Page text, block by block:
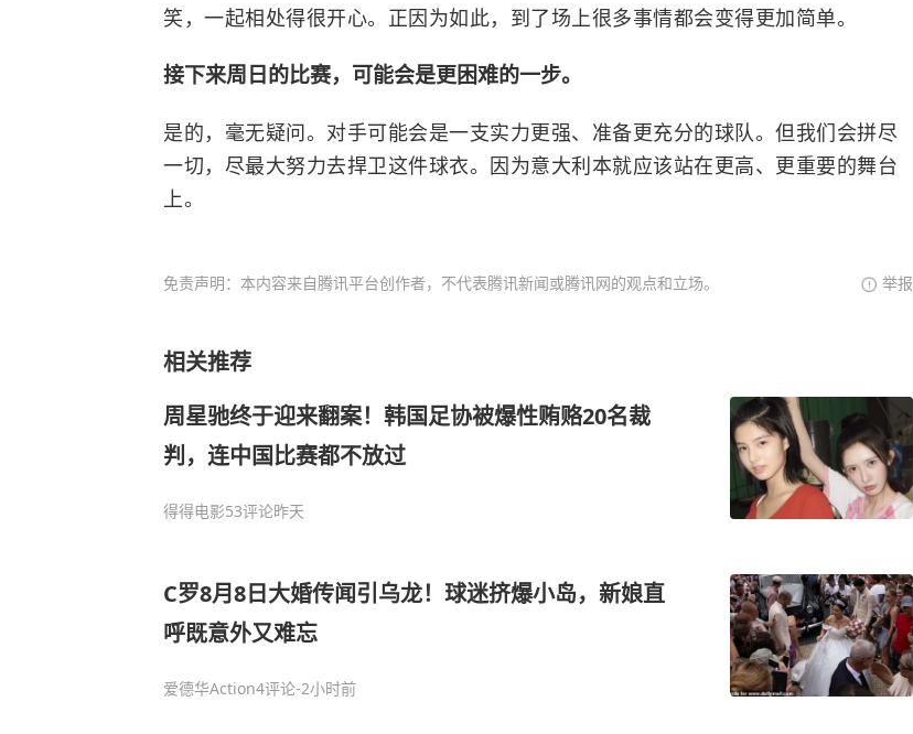
笑，一起相处得很开心。正因为如此，到了场上很多事情都会变得更加简单。
接下来周日的比赛，可能会是更困难的一步。
是的，毫无疑问。对手可能会是一支实力更强、准备更充分的球队。但我们会拼尽
一切，尽最大努力去捍卫这件球衣。因为意大利本就应该站在更高、更重要的舞台
上。
免责声明：本内容来自腾讯平台创作者，不代表腾讯新闻或腾讯网的观点和立场。 举报
相关推荐
周星驰终于迎来翻案！韩国足协被爆性贿赂20名裁
判，连中国比赛都不放过
得得电影53评论昨天
C罗8月8日大婚传闻引乌龙！球迷挤爆小岛，新娘直
呼既意外又难忘
爱德华Action4评论-2小时前